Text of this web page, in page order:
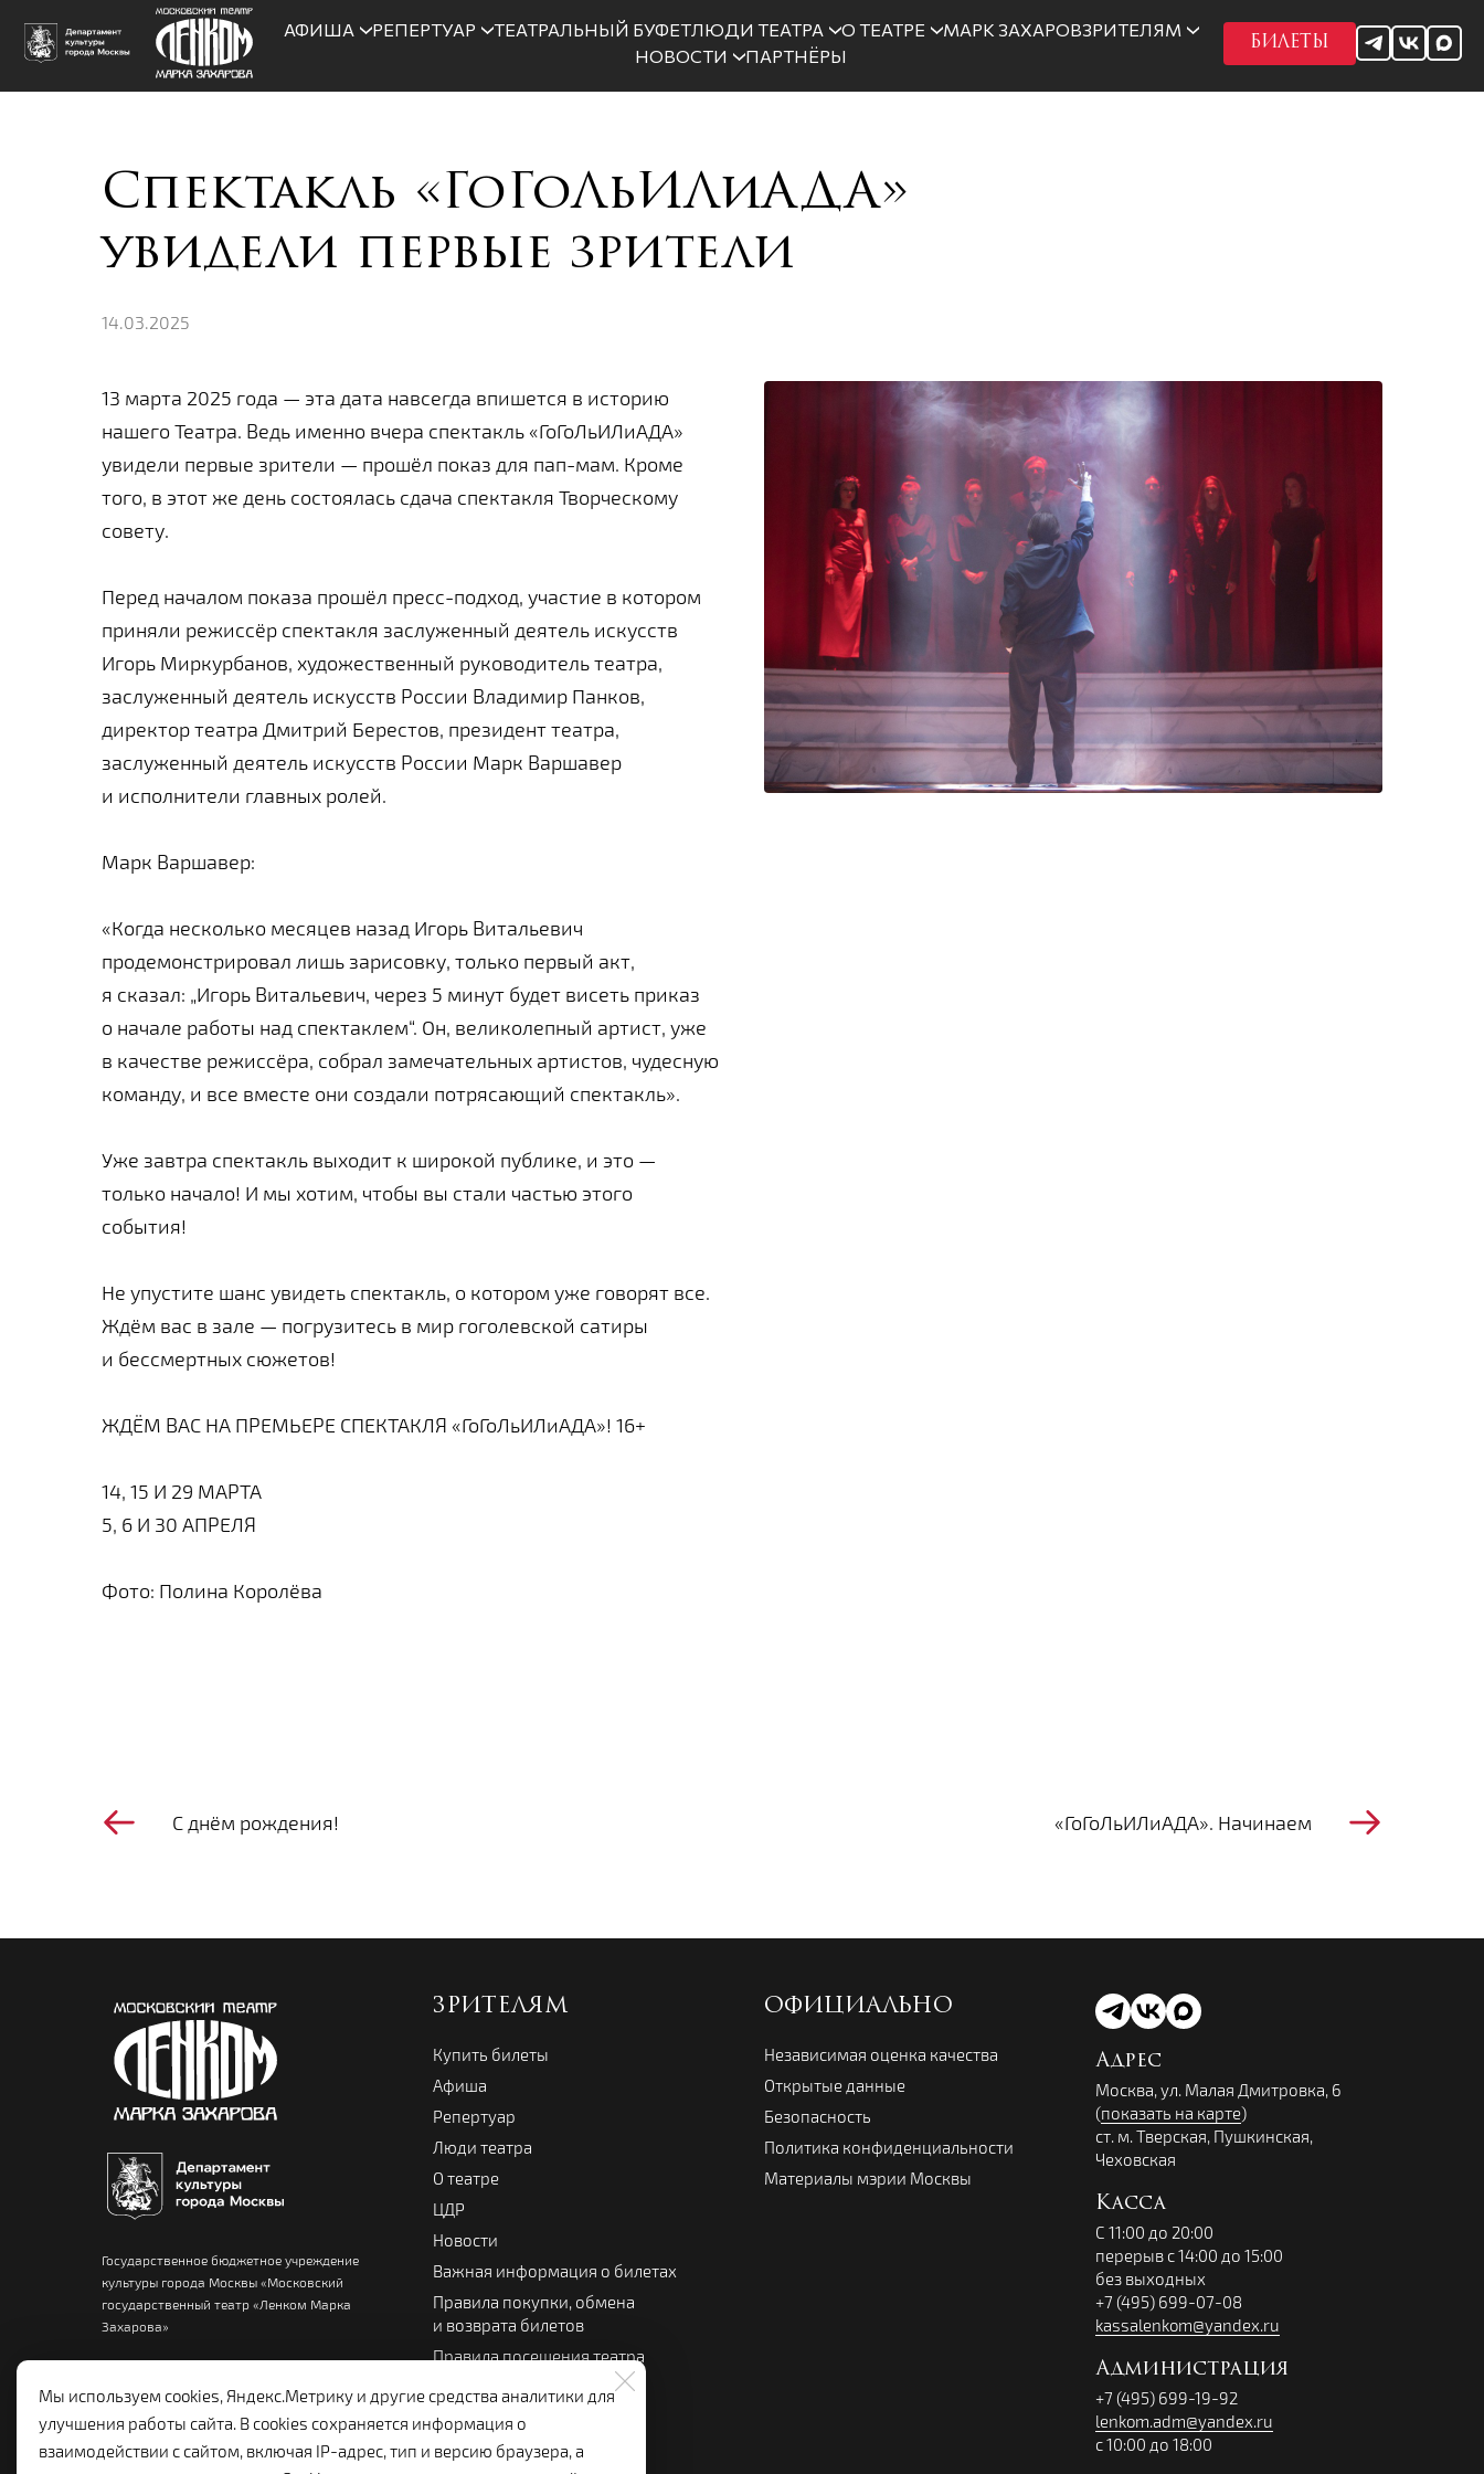
АФИША РЕПЕРТУАР ТЕАТРАЛЬНЫЙ БУФЕТЛЮДИ ТЕАТРА О ТЕАТРЕ МАРК ЗАХАРОВЗРИТЕЛЯМ
НОВОСТИ
ПАРТНЁРЫ
БИЛЕТЫ
Спектакль «ГоГоЛьИЛиАДА»
увидели первые зрители
14.03.2025
13 марта 2025 года — эта дата навсегда впишется в историю
нашего Театра. Ведь именно вчера спектакль «ГоГоЛьИЛиАДА»
увидели первые зрители — прошёл показ для пап-мам. Кроме
того, в этот же день состоялась сдача спектакля Творческому
совету.
Перед началом показа прошёл пресс-подход, участие в котором
приняли режиссёр спектакля заслуженный деятель искусств
Игорь Миркурбанов, художественный руководитель театра,
заслуженный деятель искусств России Владимир Панков,
директор театра Дмитрий Берестов, президент театра,
заслуженный деятель искусств России Марк Варшавер
и исполнители главных ролей.
Марк Варшавер:
«Когда несколько месяцев назад Игорь Витальевич
продемонстрировал лишь зарисовку, только первый акт,
я сказал: „Игорь Витальевич, через 5 минут будет висеть приказ
о начале работы над спектаклем“. Он, великолепный артист, уже
в качестве режиссёра, собрал замечательных артистов, чудесную
команду, и все вместе они создали потрясающий спектакль».
Уже завтра спектакль выходит к широкой публике, и это —
только начало! И мы хотим, чтобы вы стали частью этого
события!
Не упустите шанс увидеть спектакль, о котором уже говорят все.
Ждём вас в зале — погрузитесь в мир гоголевской сатиры
и бессмертных сюжетов!
ЖДЁМ ВАС НА ПРЕМЬЕРЕ СПЕКТАКЛЯ «ГоГоЛьИЛиАДА»! 16+
14, 15 И 29 МАРТА
5, 6 И 30 АПРЕЛЯ
Фото: Полина Королёва
С днём рождения! «ГоГоЛьИЛиАДА». Начинаем
Государственное бюджетное учреждение
культуры города Москвы «Московский
государственный театр «Ленком Марка
Захарова»
ЗРИТЕЛЯМ
Купить билеты
Афиша
Репертуар
Люди театра
О театре
ЦДР
Новости
Важная информация о билетах
Правила покупки, обмена
и возврата билетов
Правила посещения театра
Театральный буфет
ОФИЦИАЛЬНО
Независимая оценка качества
Открытые данные
Безопасность
Политика конфиденциальности
Материалы мэрии Москвы
Адрес
Москва, ул. Малая Дмитровка, 6
(показать на карте)
ст. м. Тверская, Пушкинская,
Чеховская
Касса
С 11:00 до 20:00
перерыв с 14:00 до 15:00
без выходных
+7 (495) 699-07-08
kassalenkom@yandex.ru
Администрация
+7 (495) 699-19-92
lenkom.adm@yandex.ru
с 10:00 до 18:00
Мы используем cookies, Яндекс.Метрику и другие средства аналитики для
улучшения работы сайта. В cookies сохраняется информация о
взаимодействии с сайтом, включая IP-адрес, тип и версию браузера, а